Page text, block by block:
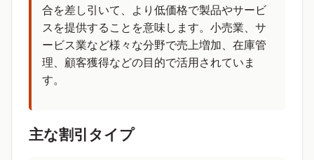
合を差し引いて、より低価格で製品やサービ
スを提供することを意味します。小売業、サ
ービス業など様々な分野で売上増加、在庫管
理、顧客獲得などの目的で活用されていま
す。
主な割引タイプ